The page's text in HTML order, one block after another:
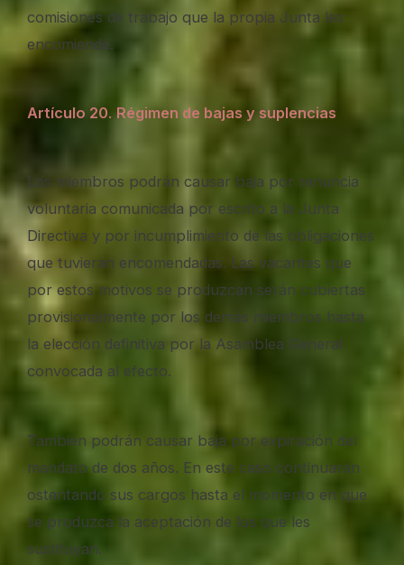
comisiones de trabajo que la propia Junta les
encomiende.
Artículo 20.Régimen de bajas y suplencias
Los miembros podrán causar baja por renuncia
voluntaria comunicada por escrito a la Junta
Directiva y por incumplimiento de las obligaciones
que tuvieran encomendadas. Las vacantes que
por estos motivos se produzcan serán cubiertas
provisionalmente por los demás miembros hasta
la elección definitiva por la Asamblea General
convocada al efecto.
También podrán causar baja por expiración del
mandato de dos años. En este caso continuarán
ostentando sus cargos hasta el momento en que
se produzca la aceptación de los que les
sustituyan.